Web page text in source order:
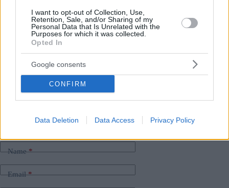
I want to opt-out of Collection, Use,
Retention, Sale, and/or Sharing of my
Personal Data that Is Unrelated with the
Purposes for which it was collected.
Opted In
Google consents
CONFIRM
Data Deletion Data Access Privacy Policy
già fatto domanda per l’opera rotta, e la statua probabilmente
può prendersi una pausa Almeno ciò che ne è rimasto.
budapest #george floyd black lives matter
governi locali in ungheria
ungheria
Your email address will not be published. Required fields are marked*
Name*
Email*